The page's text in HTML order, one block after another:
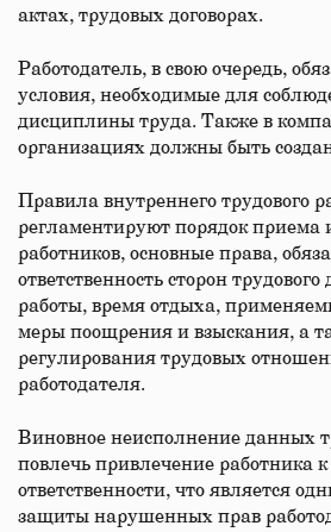
актах, трудовых договорах.
Работодатель, в свою очередь,
условия, необходимые для
дисциплины труда. Также в
организациях должны быть
Правила внутреннего трудового
регламентируют порядок приема
работников, основные права,
ответственность сторон
работы, время отдыха,
меры поощрения и взыскания, а
регулирования трудовых
работодателя.
Виновное неисполнение данных
повлечь привлечение работника
ответственности, что является
защиты нарушенных прав